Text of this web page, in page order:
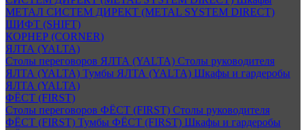
МЕТАЛ СИСТЕМ ДИРЕКТ (METAL SYSTEM DIRECT)
ШИФТ (SHIFT)
КОРНЕР (CORNER)
ЯЛТА (YALTA)
Столы переговоров ЯЛТА (YALTA) Столы руководителя
ЯЛТА (YALTA) Тумбы ЯЛТА (YALTA) Шкафы и гардеробы
ЯЛТА (YALTA)
ФЁСТ (FIRST)
Столы переговоров ФЁСТ (FIRST) Столы руководителя
ФЁСТ (FIRST) Тумбы ФЁСТ (FIRST) Шкафы и гардеробы